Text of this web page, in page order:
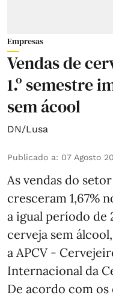
Empresas
Vendas de
1.º semestre
sem ácool
DN/Lusa
Publicado a: 07 Agosto
As vendas do
cresceram 1,67%
a igual período de
cerveja sem
a APCV -
Internacional da
De acordo com